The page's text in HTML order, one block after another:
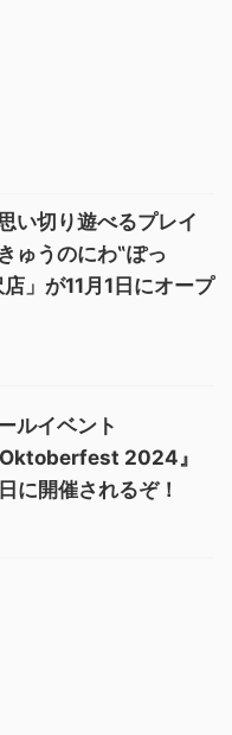
い切り遊べるプレイ
ゅうのにわ‟ぽっ
」が11月1日にオープ
ルイベント
2024』
に開催されるぞ！